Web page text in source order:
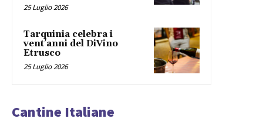
25 Luglio 2026
Tarquinia celebra i
vent’anni del DiVino
Etrusco
25 Luglio 2026
Cantine Italiane